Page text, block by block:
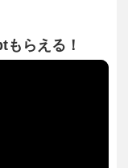
もらえる！